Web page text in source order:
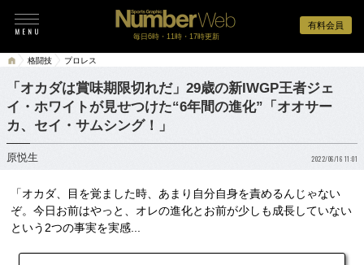
有料会員
毎日6時・11時・17時更新
格闘技 プロレス
「オカダは賞味期限切れだ」29歳の新IWGP王者ジェ
イ・ホワイトが見せつけた“6年間の進化”「オオサー
カ、セイ・サムシング！」
原悦生 2022/06/16 11:01
「オカダ、目を覚ました時、あまり自分自身を責めるんじゃない
ぞ。今日お前はやっと、オレの進化とお前が少しも成長していない
という2つの事実を実感...